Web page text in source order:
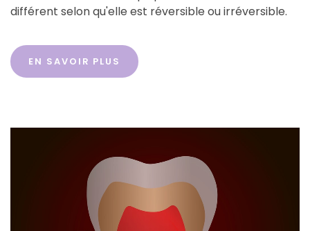
différent selon qu'elle est réversible ou irréversible.
EN SAVOIR PLUS